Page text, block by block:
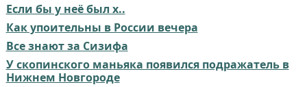
Если бы у неё был х..
Как упоительны в России вечера
Все знают за Сизифа
У скопинского маньяка появился подражатель в
Нижнем Новгороде